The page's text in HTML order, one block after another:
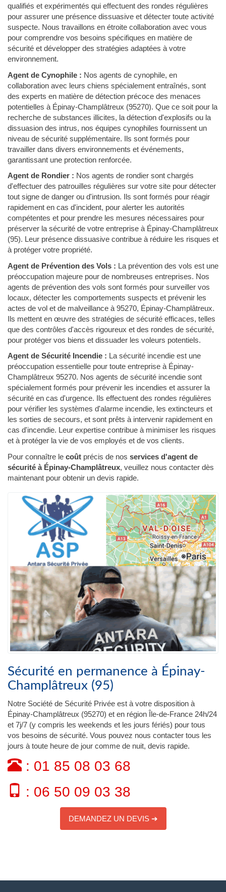
qualifiés et expérimentés qui effectuent des rondes régulières
pour assurer une présence dissuasive et détecter toute activité
suspecte. Nous travaillons en étroite collaboration avec vous
pour comprendre vos besoins spécifiques en matière de
sécurité et développer des stratégies adaptées à votre
environnement.
Agent de Cynophile : Nos agents de cynophile, en
collaboration avec leurs chiens spécialement entraînés, sont
des experts en matière de détection précoce des menaces
potentielles à Épinay-Champlâtreux (95270). Que ce soit pour la
recherche de substances illicites, la détection d'explosifs ou la
dissuasion des intrus, nos équipes cynophiles fournissent un
niveau de sécurité supplémentaire. Ils sont formés pour
travailler dans divers environnements et événements,
garantissant une protection renforcée.
Agent de Rondier : Nos agents de rondier sont chargés
d'effectuer des patrouilles régulières sur votre site pour détecter
tout signe de danger ou d'intrusion. Ils sont formés pour réagir
rapidement en cas d'incident, pour alerter les autorités
compétentes et pour prendre les mesures nécessaires pour
préserver la sécurité de votre entreprise à Épinay-Champlâtreux
(95). Leur présence dissuasive contribue à réduire les risques et
à protéger votre propriété.
Agent de Prévention des Vols : La prévention des vols est une
préoccupation majeure pour de nombreuses entreprises. Nos
agents de prévention des vols sont formés pour surveiller vos
locaux, détecter les comportements suspects et prévenir les
actes de vol et de malveillance à 95270, Épinay-Champlâtreux.
Ils mettent en œuvre des stratégies de sécurité efficaces, telles
que des contrôles d'accès rigoureux et des rondes de sécurité,
pour protéger vos biens et dissuader les voleurs potentiels.
Agent de Sécurité Incendie : La sécurité incendie est une
préoccupation essentielle pour toute entreprise à Épinay-
Champlâtreux 95270. Nos agents de sécurité incendie sont
spécialement formés pour prévenir les incendies et assurer la
sécurité en cas d'urgence. Ils effectuent des rondes régulières
pour vérifier les systèmes d'alarme incendie, les extincteurs et
les sorties de secours, et sont prêts à intervenir rapidement en
cas d'incendie. Leur expertise contribue à minimiser les risques
et à protéger la vie de vos employés et de vos clients.
Pour connaître le coût précis de nos services d'agent de
sécurité à Épinay-Champlâtreux, veuillez nous contacter dès
maintenant pour obtenir un devis rapide.
Sécurité en permanence à Épinay-
Champlâtreux (95)
Notre Société de Sécurité Privée est à votre disposition à
Épinay-Champlâtreux (95270) et en région Île-de-France 24h/24
et 7j/7 (y compris les weekends et les jours fériés) pour tous
vos besoins de sécurité. Vous pouvez nous contacter tous les
jours à toute heure de jour comme de nuit, devis rapide.
: 01 85 08 03 68
: 06 50 09 03 38
DEMANDEZ UN DEVIS ➔